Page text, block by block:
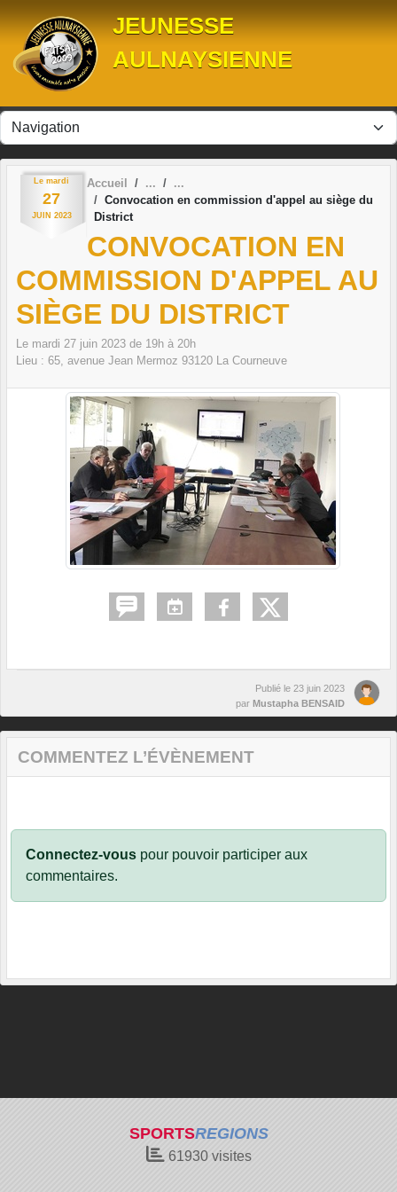
JEUNESSE
AULNAYSIENNE
Le mardi
27
JUIN 2023
Accueil
Convocation en commission d'appel au siège du
District
CONVOCATION EN
COMMISSION D'APPEL AU
SIÈGE DU DISTRICT
Le mardi 27 juin 2023 de 19h à 20h
Lieu : 65, avenue Jean Mermoz 93120 La Courneuve
Publié le 23 juin 2023
par Mustapha BENSAID
COMMENTEZ L’ÉVÈNEMENT
Connectez-vous pour pouvoir participer aux
commentaires.
SPORTSREGIONS
61930visites